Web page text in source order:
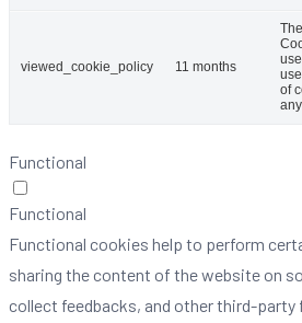
viewed_cookie_policy 11 months
of
Functional
Functional
Functional cookies help to perform
sharing the content of the website on
collect feedbacks, and other third-party